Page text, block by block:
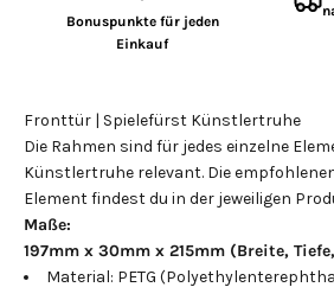
Bonuspunkte für jeden
Einkauf
Fronttür | Spielefürst Künstlertruhe
Die Rahmen sind für jedes einzelne
Künstlertruhe relevant. Die
Element findest du in der jeweiligen
Maße:
197mm x 30mm x 215mm (Breite,
Material: PETG